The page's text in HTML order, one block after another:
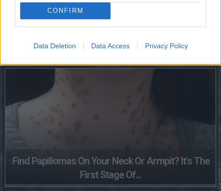
CONFIRM
Data Deletion Data Access Privacy Policy
Plain...
Find Papillomas On Your Neck Or Armpit? It's The
First Stage Of...